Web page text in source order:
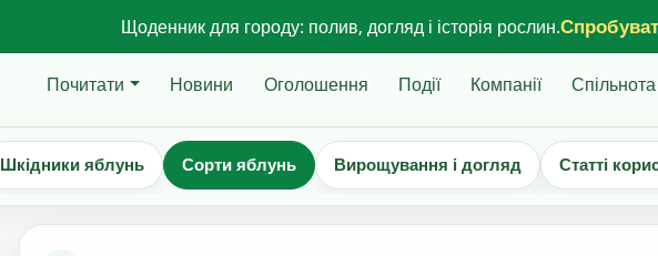
Щоденник для городу: полив, догляд і історія рослин.
Почитати Новини Оголошення Події Компанії Спільнота
Шкідники яблунь Сорти яблунь Вирощування і догляд Статті